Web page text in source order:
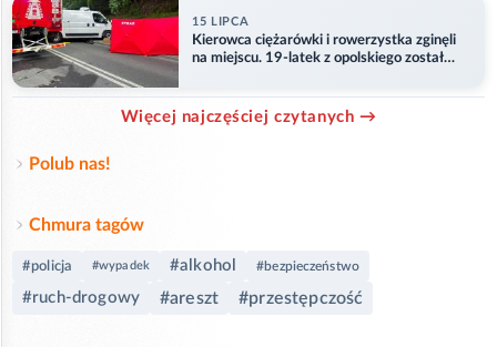
15 LIPCA
Kierowca ciężarówki i rowerzystka zginęli
na miejscu. 19-latek z opolskiego został
Więcej najczęściej czytanych →
Polub nas!
Chmura tagów
#policja #wypadek #alkohol #bezpieczeństwo
#ruch-drogowy #areszt #przestępczość